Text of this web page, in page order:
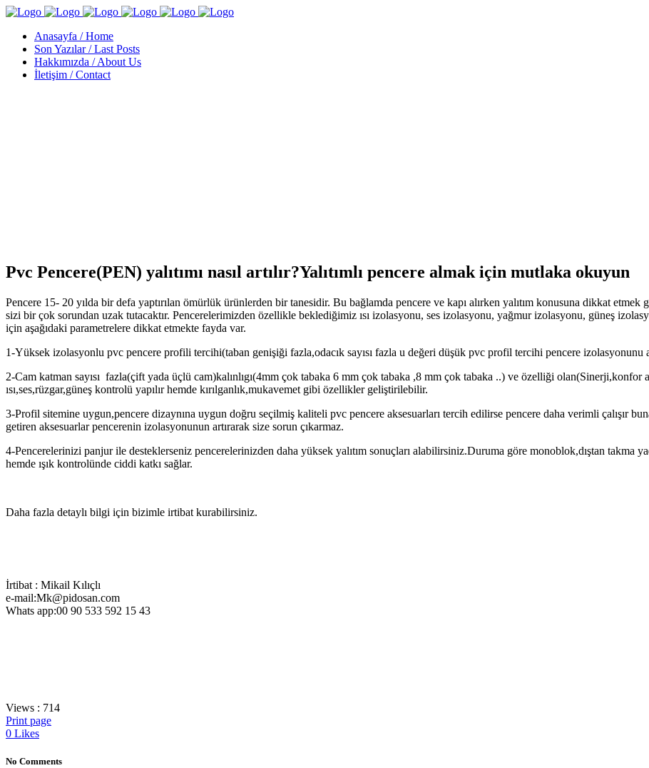
Anasayfa / Home
Son Yazılar / Last Posts
Hakkımızda / About Us
İletişim / Contact
Pvc Pencere(PEN) yalıtımı nasıl artılır?Yalıtımlı pencere almak için mutlaka okuyun
Pencere 15- 20 yılda bir defa yaptırılan ömürlük ürünlerden bir tanesidir. Bu bağlamda pencere ve kapı alırken yalıtım konusuna dikkat
sizi bir çok sorundan uzak tutacaktır. Pencerelerimizden özellikle beklediğimiz ısı izolasyonu, ses izolasyonu, yağmur izolasyonu, güneş
için aşağıdaki parametrelere dikkat etmekte fayda var.
1-Yüksek izolasyonlu pvc pencere profili tercihi(taban genişiği fazla,odacık sayısı fazla u değeri düşük pvc profil tercihi pencere izolasyonunu
2-Cam katman sayısı fazla(çift yada üçlü cam)kalınlıgı(4mm çok tabaka 6 mm çok tabaka ,8 mm çok tabaka ..) ve özelliği
ısı,ses,rüzgar,güneş kontrolü yapılır hemde kırılganlık,mukavemet gibi özellikler geliştirilebilir.
3-Profil sitemine uygun,pencere dizaynına uygun doğru seçilmiş kaliteli pvc pencere aksesuarları tercih edilirse pencere daha verimli çalışır
getiren aksesuarlar pencerenin izolasyonunun artırarak size sorun çıkarmaz.
4-Pencerelerinizi panjur ile desteklerseniz pencerelerinizden daha yüksek yalıtım sonuçları alabilirsiniz.Duruma göre monoblok,dıştan takma
hemde ışık kontrolünde ciddi katkı sağlar.
Daha fazla detaylı bilgi için bizimle irtibat kurabilirsiniz.
İrtibat : Mikail Kılıçlı
e-mail:Mk@pidosan.com
Whats app:00 90 533 592 15 43
Views : 714
Print page
0 Likes
No Comments